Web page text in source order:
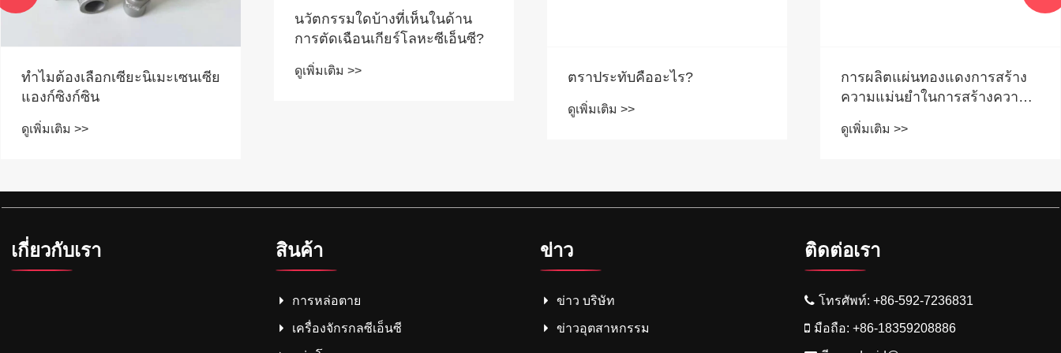
ทำไมต้องเลือกเซียะนิเมะเซนเซีย
แองก์ซิงก์ซิน
ดูเพิ่มเติม >>
นวัตกรรมใดบ้างที่เห็นในด้าน
การตัดเฉือนเกียร์โลหะซีเอ็นซี?
ดูเพิ่มเติม >> ตราประทับคืออะไร?
ดูเพิ่มเติม >>
การผลิตแผ่นทองแดงการสร้าง
ความแม่นยำในการสร้างความ
แม่นยำของแผ่นทองแดง
อย่างไร?
ดูเพิ่มเติม >>
เกี่ยวกับเรา สินค้า
การหล่อตาย
เครื่องจักรกลซีเอ็นซี
ข่าว
ข่าว บริษัท
ข่าวอุตสาหกรรม
ติดต่อเรา
โทรศัพท์: +86-592-7236831
มือถือ: +86-18359208886